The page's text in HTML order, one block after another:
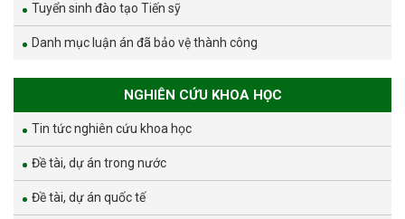
Tuyển sinh đào tạo Tiến sỹ
Danh mục luận án đã bảo vệ thành công
NGHIÊN CỨU KHOA HỌC
Tin tức nghiên cứu khoa học
Đề tài, dự án trong nước
Đề tài, dự án quốc tế